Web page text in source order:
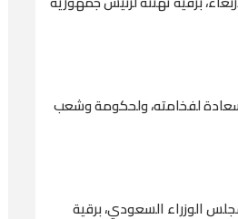
لفخامته، ولحكومة وشعب
الوزراء السعودي، برقية